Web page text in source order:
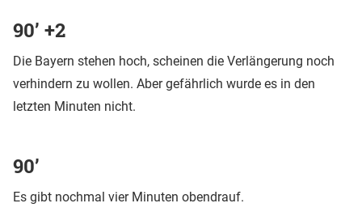
90’ +2
Die Bayern stehen hoch, scheinen die Verlängerung noch
verhindern zu wollen. Aber gefährlich wurde es in den
letzten Minuten nicht.
90’
Es gibt nochmal vier Minuten obendrauf.